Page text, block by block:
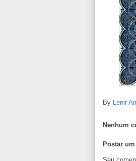
By Lenir
Nenhum
Postar